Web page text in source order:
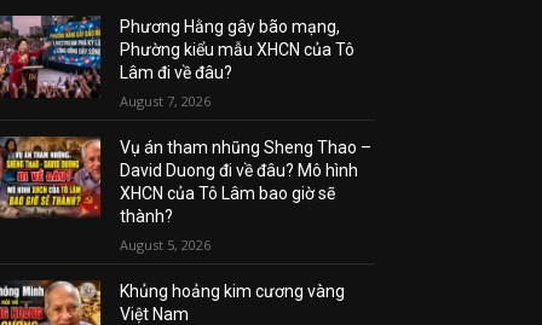
Phương Hằng gây bão mạng,
Phường kiểu mẫu XHCN của Tô
Lâm đi về đâu?
August 7, 2026
Vụ án tham nhũng Sheng Thao –
David Duong đi về đâu? Mô hình
XHCN của Tô Lâm bao giờ sẽ
thành?
August 5, 2026
Khủng hoảng kim cương vàng
Việt Nam